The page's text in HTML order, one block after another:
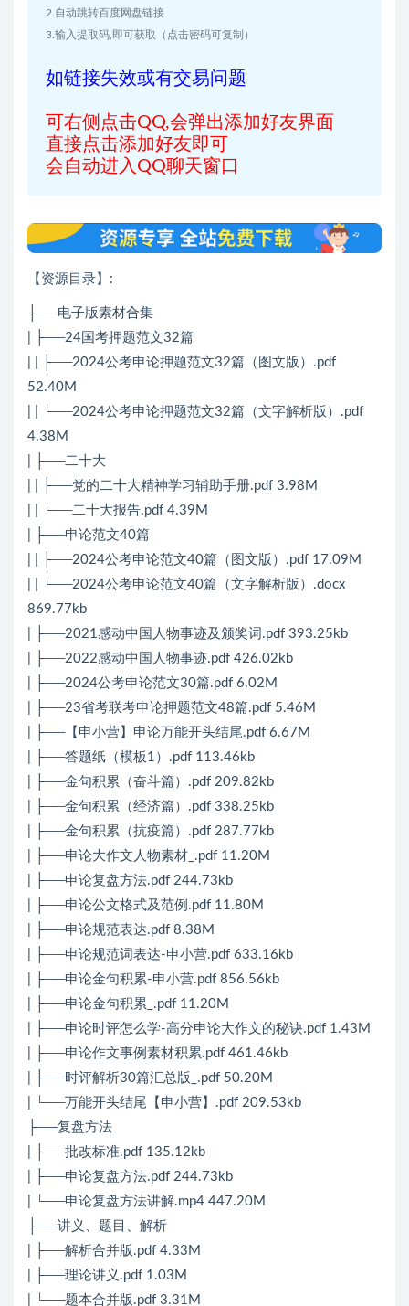
2.自动跳转百度网盘链接
3.输入提取码,即可获取（点击密码可复制）
如链接失效或有交易问题
可右侧点击QQ,会弹出添加好友界面
直接点击添加好友即可
会自动进入QQ聊天窗口
【资源目录】:
├──电子版素材合集
| ├──24国考押题范文32篇
| | ├──2024公考申论押题范文32篇（图文版）.pdf
52.40M
| | └──2024公考申论押题范文32篇（文字解析版）.pdf
4.38M
| ├──二十大
| | ├──党的二十大精神学习辅助手册.pdf 3.98M
| | └──二十大报告.pdf 4.39M
| ├──申论范文40篇
| | ├──2024公考申论范文40篇（图文版）.pdf 17.09M
| | └──2024公考申论范文40篇（文字解析版）.docx
869.77kb
| ├──2021感动中国人物事迹及颁奖词.pdf 393.25kb
| ├──2022感动中国人物事迹.pdf 426.02kb
| ├──2024公考申论范文30篇.pdf 6.02M
| ├──23省考联考申论押题范文48篇.pdf 5.46M
| ├──【申小营】申论万能开头结尾.pdf 6.67M
| ├──答题纸（模板1）.pdf 113.46kb
| ├──金句积累（奋斗篇）.pdf 209.82kb
| ├──金句积累（经济篇）.pdf 338.25kb
| ├──金句积累（抗疫篇）.pdf 287.77kb
| ├──申论大作文人物素材_.pdf 11.20M
| ├──申论复盘方法.pdf 244.73kb
| ├──申论公文格式及范例.pdf 11.80M
| ├──申论规范表达.pdf 8.38M
| ├──申论规范词表达-申小营.pdf 633.16kb
| ├──申论金句积累-申小营.pdf 856.56kb
| ├──申论金句积累_.pdf 11.20M
| ├──申论时评怎么学-高分申论大作文的秘诀.pdf 1.43M
| ├──申论作文事例素材积累.pdf 461.46kb
| ├──时评解析30篇汇总版_.pdf 50.20M
| └──万能开头结尾【申小营】.pdf 209.53kb
├──复盘方法
| ├──批改标准.pdf 135.12kb
| ├──申论复盘方法.pdf 244.73kb
| └──申论复盘方法讲解.mp4 447.20M
├──讲义、题目、解析
| ├──解析合并版.pdf 4.33M
| ├──理论讲义.pdf 1.03M
| └──题本合并版.pdf 3.31M